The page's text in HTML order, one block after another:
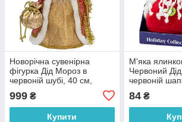
Новорічна сувенірна
фігурка Дід Мороз в
червоній шубі, 40 см,
(600670)
999 ₴
Купити
М'яка
Червоний
червоній
новорічна
(000265-14)
84₴